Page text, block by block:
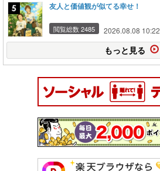
友人と価値観が似てる幸せ！
閲覧総数 2485 2026.08.08 10:22
もっと見る